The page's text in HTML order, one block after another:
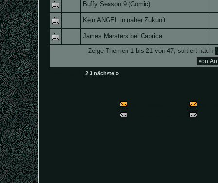
Buffy Season 9 (Comic)
Kein ANGEL in naher Zukunft
James Marsters bei Caprica
Zeige Themen 1 bis 21 von 47, sortiert nach
2 3 nächste »